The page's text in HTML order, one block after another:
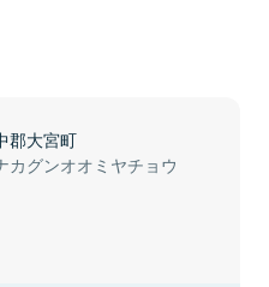
郡大宮町
カグンオオミヤチョウ